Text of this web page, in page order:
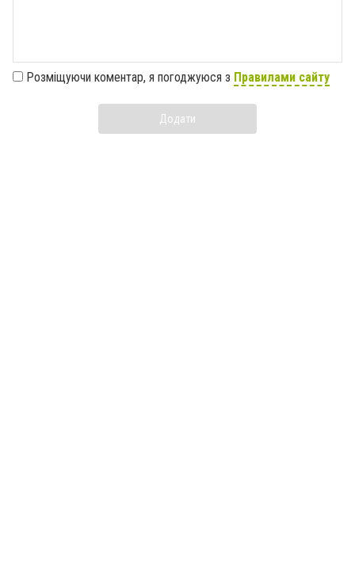
Розміщуючи коментар, я погоджуюся з Правилами сайту
Додати